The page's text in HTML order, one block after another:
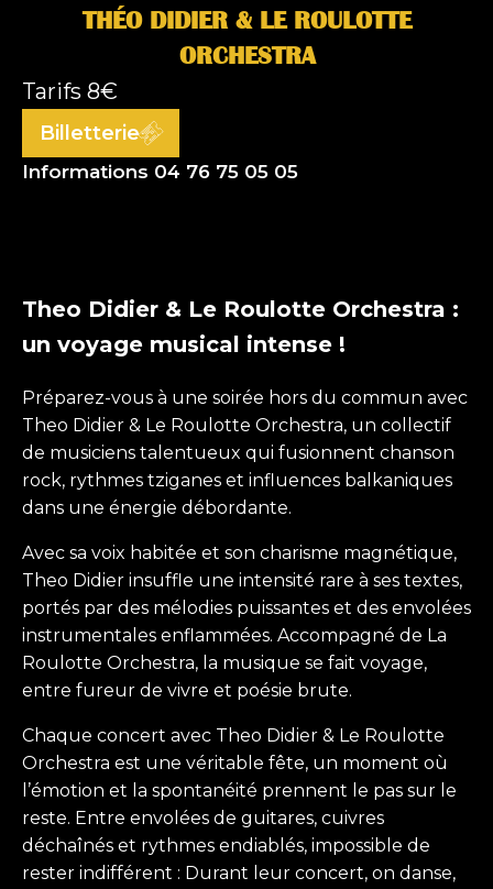
THÉO DIDIER & LE ROULOTTE
ORCHESTRA
Tarifs 8€
Billetterie
Informations 04 76 75 05 05
Theo Didier & Le Roulotte Orchestra :
un voyage musical intense !
Préparez-vous à une soirée hors du commun avec
Theo Didier & Le Roulotte Orchestra, un collectif
de musiciens talentueux qui fusionnent chanson
rock, rythmes tziganes et influences balkaniques
dans une énergie débordante.
Avec sa voix habitée et son charisme magnétique,
Theo Didier insuffle une intensité rare à ses textes,
portés par des mélodies puissantes et des envolées
instrumentales enflammées. Accompagné de La
Roulotte Orchestra, la musique se fait voyage,
entre fureur de vivre et poésie brute.
Chaque concert avec Theo Didier & Le Roulotte
Orchestra est une véritable fête, un moment où
l’émotion et la spontanéité prennent le pas sur le
reste. Entre envolées de guitares, cuivres
déchaînés et rythmes endiablés, impossible de
rester indifférent : Durant leur concert, on danse,